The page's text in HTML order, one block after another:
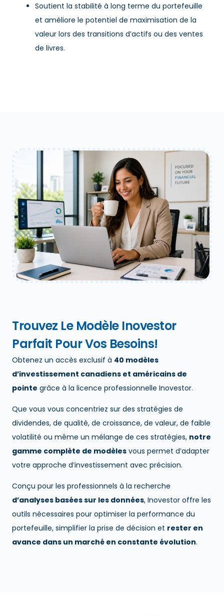
Soutient la stabilité à long terme du portefeuille
et améliore le potentiel de maximisation de la
valeur lors des transitions d’actifs ou des ventes
de livres.
Trouvez Le Modèle Inovestor
Parfait Pour Vos Besoins!
Obtenez un accès exclusif à 40 modèles
d’investissement canadiens et américains de
pointe grâce à la licence professionnelle Inovestor.
Que vous vous concentriez sur des stratégies de
dividendes, de qualité, de croissance, de valeur, de faible
volatilité ou même un mélange de ces stratégies, notre
gamme complète de modèles vous permet d’adapter
votre approche d’investissement avec précision.
Conçu pour les professionnels à la recherche
d’analyses basées sur les données, Inovestor offre les
outils nécessaires pour optimiser la performance du
portefeuille, simplifier la prise de décision et rester en
avance dans un marché en constante évolution.